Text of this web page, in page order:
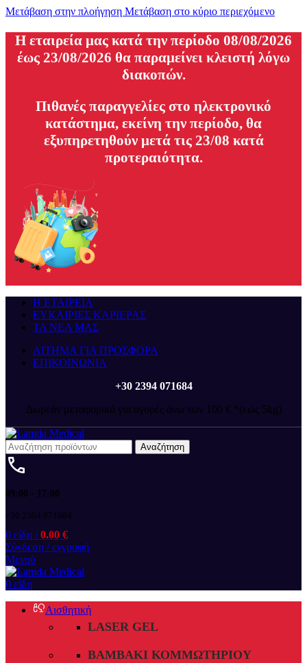
Μετάβαση στην πλοήγηση Μετάβαση στο κύριο περιεχόμενο
H εταιρεία μας κατά την περίοδο 08/08/2026
έως 23/08/2026 θα παραμείνει κλειστή λόγω
διακοπών.
Πιθανές παραγγελίες στο ηλεκτρονικό
κατάστημα, εκείνη την περίοδο, θα
εξυπηρετηθούν μετά τις 23/08 κατά
προτεραιότητα.
Η ΕΤΑΙΡΕΙΑ
ΕΥΚΑΙΡΙΕΣ ΚΑΡΙΕΡΑΣ
ΤΑ ΝΕΑ ΜΑΣ
ΑΙΤΗΜΑ ΓΙΑ ΠΡΟΣΦΟΡΑ
ΕΠΙΚΟΙΝΩΝΙΑ
+30 2394 071684
Δωρεάν μεταφορικά για αγορές άνω των 100 € *(εώς 5kg)
Αναζήτηση
09:00 - 17:00
+30 2394 071684
0 είδη / 0.00 €
Σύνδεση / εγγραφή
Μενού
0 είδη
Αισθητική
LASER GEL
ΒΑΜΒΆΚΙ ΚΟΜΜΩΤΗΡΊΟΥ